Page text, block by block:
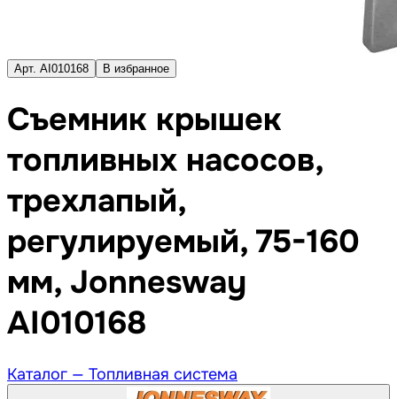
Арт. AI010168 В избранное
Съемник крышек
топливных насосов,
трехлапый,
регулируемый, 75-160
мм, Jonnesway
AI010168
Каталог — Топливная система